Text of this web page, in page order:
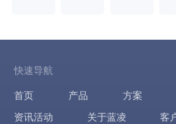
快速导航
首页 产品 方案
资讯活动
关于蓝凌 客